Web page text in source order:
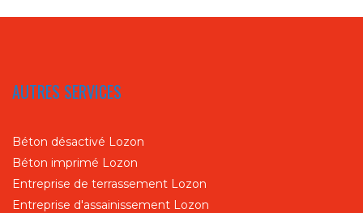
AUTRES SERVICES
Béton désactivé Lozon
Béton imprimé Lozon
Entreprise de terrassement Lozon
Entreprise d'assainissement Lozon